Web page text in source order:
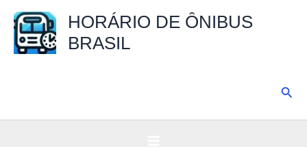
para
HORÁRIO DE ÔNIBUS
BRASIL